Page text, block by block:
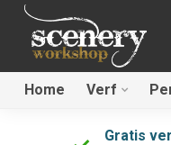
Home Verf
Gratis